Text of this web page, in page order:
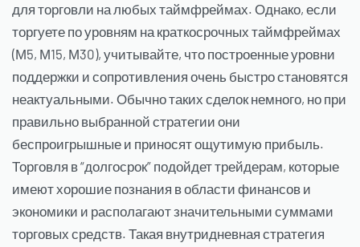
для торговли на любых таймфреймах. Однако, если
торгуете по уровням на краткосрочных таймфреймах
(М5, М15, М30), учитывайте, что построенные уровни
поддержки и сопротивления очень быстро становятся
неактуальными. Обычно таких сделок немного, но при
правильно выбранной стратегии они
беспроигрышные и приносят ощутимую прибыль.
Торговля в “долгосрок” подойдет трейдерам, которые
имеют хорошие познания в области финансов и
экономики и располагают значительными суммами
торговых средств. Такая внутридневная стратегия